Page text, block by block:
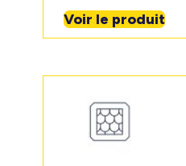
Voir le produit